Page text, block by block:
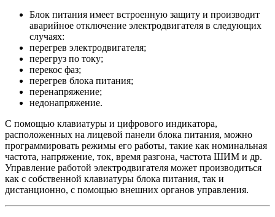
Блок питания имеет встроенную защиту и производит
аварийное отключение электродвигателя в следующих
случаях:
перегрев электродвигателя;
перегруз по току;
перекос фаз;
перегрев блока питания;
перенапряжение;
недонапряжение.
С помощью клавиатуры и цифрового индикатора,
расположенных на лицевой панели блока питания, можно
программировать режимы его работы, такие как номинальная
частота, напряжение, ток, время разгона, частота ШИМ и др.
Управление работой электродвигателя может производиться
как с собственной клавиатуры блока питания, так и
дистанционно, с помощью внешних органов управления.